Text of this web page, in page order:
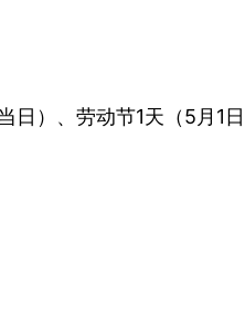
日）、劳动节1天（5月1